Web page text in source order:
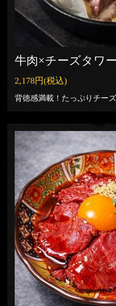
牛肉×チーズタワー
2,178円(税込)
背徳感満載！たっぷりチー